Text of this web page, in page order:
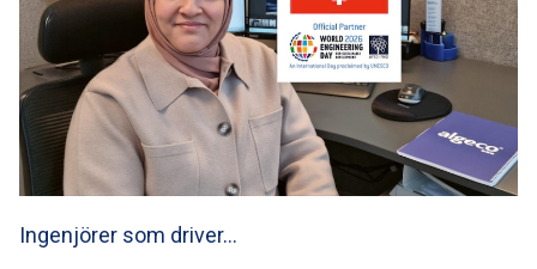
Ingenjörer som driver…